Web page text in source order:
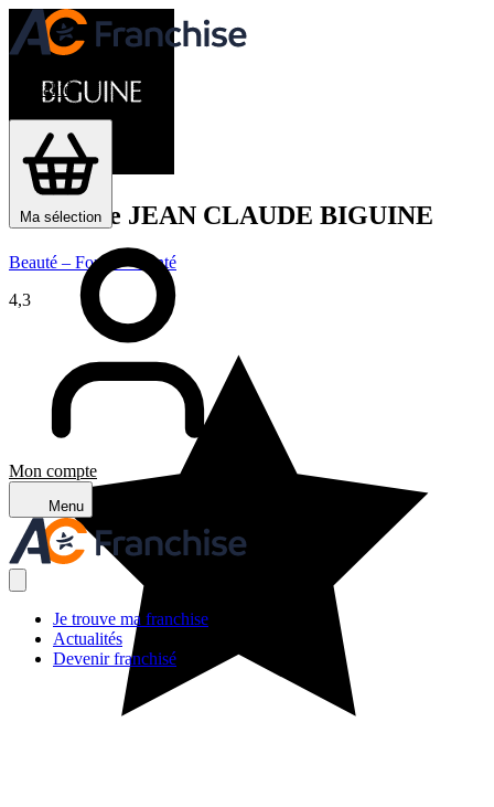
Actualités
Devenir franchisé
Ma sélection
Mon compte
Menu
Je trouve ma franchise
Actualités
Devenir franchisé
Franchise JEAN CLAUDE BIGUINE
Beauté – Forme – Santé
4,3